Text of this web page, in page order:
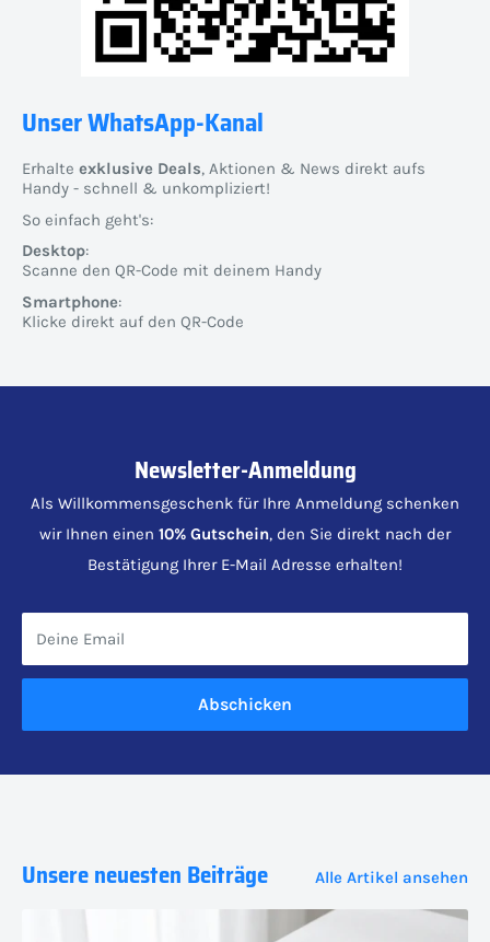
Unser WhatsApp-Kanal
Erhalte exklusive Deals, Aktionen & News direkt aufs
Handy - schnell & unkompliziert!
So einfach geht's:
Desktop:
Scanne den QR-Code mit deinem Handy
Smartphone:
Klicke direkt auf den QR-Code
Newsletter-Anmeldung
Als Willkommensgeschenk für Ihre Anmeldung schenken
wir Ihnen einen 10% Gutschein, den Sie direkt nach der
Bestätigung Ihrer E-Mail Adresse erhalten!
Deine Email
Abschicken
Unsere neuesten Beiträge Alle Artikel ansehen